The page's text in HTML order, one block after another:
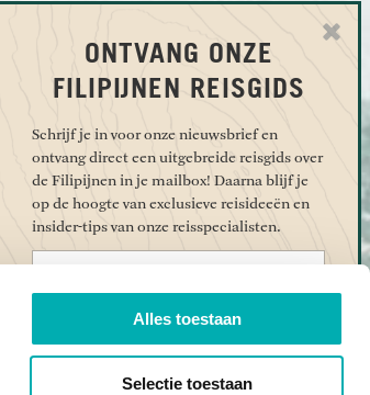
Alles toestaan
Selectie toestaan
OVER UNDISCOVERED
Contact
In de media
Reviews
Vacatures
Stichting Young Discovered
Privacy
Disclaimer
ONTVANG ONZE
FILIPIJNEN REISGIDS
Schrijf je in voor onze nieuwsbrief en
ontvang direct een uitgebreide reisgids over
de Filipijnen in je mailbox! Daarna blijf je
op de hoogte van exclusieve reisideeën en
insider-tips van onze reisspecialisten.
E-mailadres
vol inspiratie voor mijn reis.*